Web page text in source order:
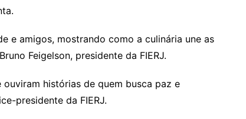
e amigos, mostrando como a culinária une as
Feigelson, presidente da FIERJ.
ouviram histórias de quem busca paz e
presidente da FIERJ.